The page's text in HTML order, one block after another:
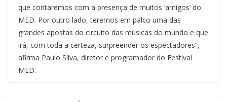
que contaremos com a presença de muitos ‘amigos’ do
MED. Por outro lado, teremos em palco uma das
grandes apostas do circuito das músicas do mundo e que
irá, com toda a certeza, surpreender os espectadores”,
afirma Paulo Silva, diretor e programador do Festival
MED.